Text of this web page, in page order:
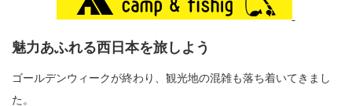
魅力あふれる西日本を旅しよう
ゴールデンウィークが終わり、観光地の混雑も落ち着いてきまし
た。